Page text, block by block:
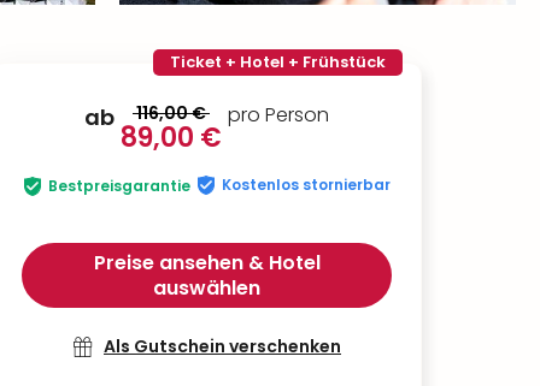
Ticket + Hotel + Frühstück
ab 116,00 €
89,00 €
pro Person
Bestpreisgarantie Kostenlos stornierbar
Preise ansehen & Hotel
auswählen
Als Gutschein verschenken